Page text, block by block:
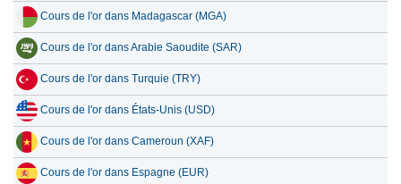
Cours de l'or dans Madagascar (MGA)
Cours de l'or dans Arabie Saoudite (SAR)
Cours de l'or dans Turquie (TRY)
Cours de l'or dans États-Unis (USD)
Cours de l'or dans Cameroun (XAF)
Cours de l'or dans Espagne (EUR)